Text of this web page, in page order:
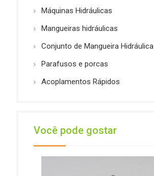
Máquinas Hidráulicas
Mangueiras hidráulicas
Conjunto de Mangueira Hidráulica
Parafusos e porcas
Acoplamentos Rápidos
Você pode gostar